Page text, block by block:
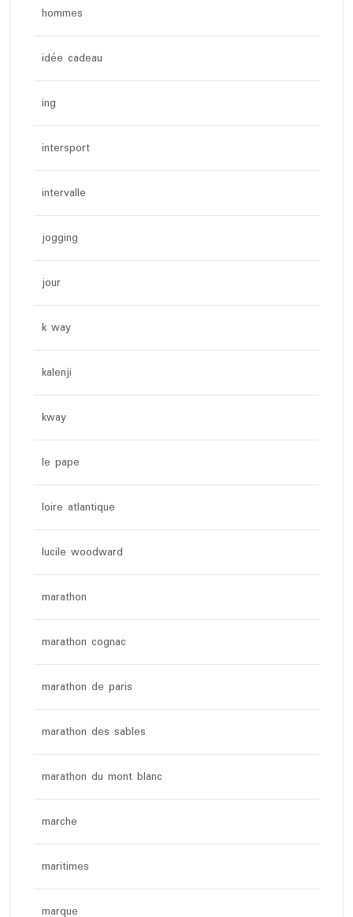
hommes
idée cadeau
ing
intersport
intervalle
jogging
jour
k way
kalenji
kway
le pape
loire atlantique
lucile woodward
marathon
marathon cognac
marathon de paris
marathon des sables
marathon du mont blanc
marche
maritimes
marque